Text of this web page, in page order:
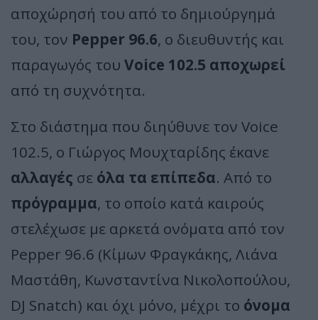
αποχώρησή του από το δημιούργημά
του, τον Pepper 96.6, ο διευθυντής και
παραγωγός του Voice 102.5 αποχωρεί
από τη συχνότητα.
Στο διάστημα που διηύθυνε τον Voice
102.5, ο Γιώργος Μουχταρίδης έκανε
αλλαγές σε όλα τα επίπεδα. Από το
πρόγραμμα, το οποίο κατά καιρούς
στελέχωσε με αρκετά ονόματα από τον
Pepper 96.6 (Κίμων Φραγκάκης, Λιάνα
Μαστάθη, Κωνσταντίνα Νικολοπούλου,
DJ Snatch) και όχι μόνο, μέχρι το όνομα